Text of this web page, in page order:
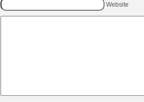
Website